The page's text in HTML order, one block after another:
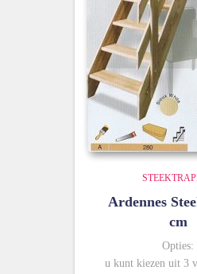
Ardennes
cm
Opties:
u kunt kiezen uit 3